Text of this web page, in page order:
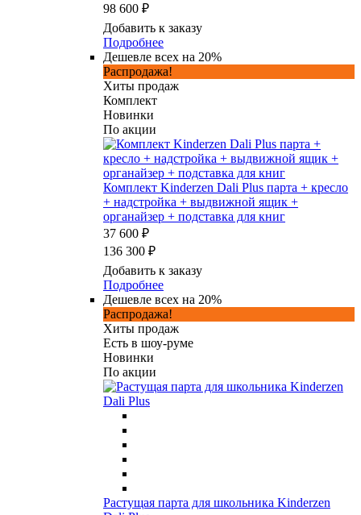
98 600 ₽
Добавить к заказу
Подробнее
Дешевле всех на 20%
Распродажа!
Хиты продаж
Комплект
Новинки
По акции
Комплект Kinderzen Dali Plus парта + кресло
+ надстройка + выдвижной ящик +
органайзер + подставка для книг
37 600 ₽
136 300 ₽
Добавить к заказу
Подробнее
Дешевле всех на 20%
Распродажа!
Хиты продаж
Есть в шоу-руме
Новинки
По акции
Растущая парта для школьника Kinderzen